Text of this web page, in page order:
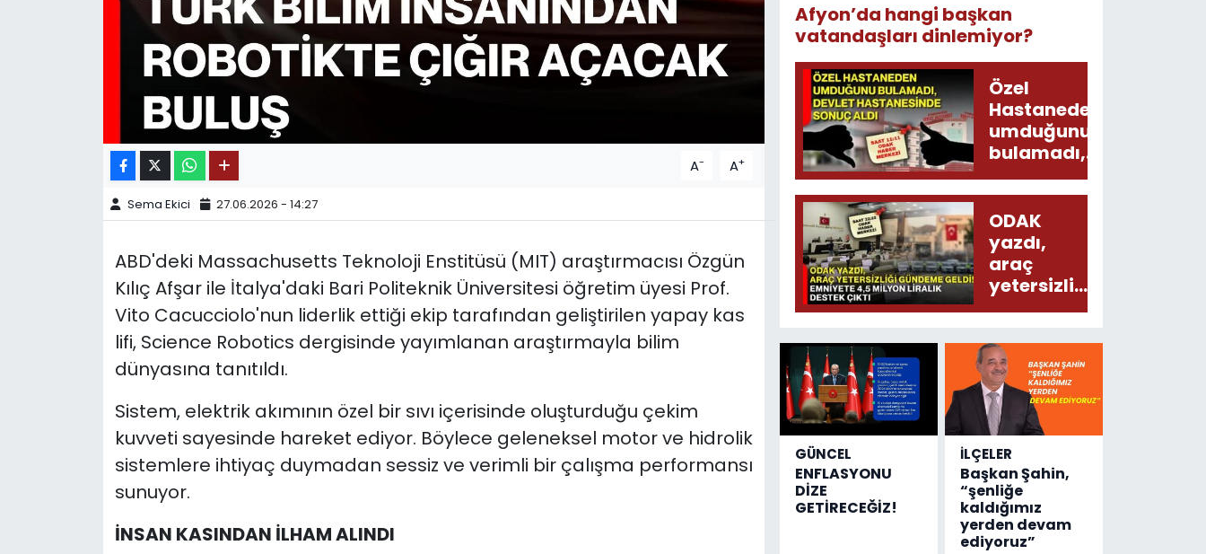
A- A+
Sema Ekici 27.06.2026 - 14:27
ABD'deki Massachusetts Teknoloji Enstitüsü (MIT) araştırmacısı Özgün
Kılıç Afşar ile İtalya'daki Bari Politeknik Üniversitesi öğretim üyesi Prof.
Vito Cacucciolo'nun liderlik ettiği ekip tarafından geliştirilen yapay kas
lifi, Science Robotics dergisinde yayımlanan araştırmayla bilim
dünyasına tanıtıldı.
Sistem, elektrik akımının özel bir sıvı içerisinde oluşturduğu çekim
kuvveti sayesinde hareket ediyor. Böylece geleneksel motor ve hidrolik
sistemlere ihtiyaç duymadan sessiz ve verimli bir çalışma performansı
sunuyor.
İNSAN KASINDAN İLHAM ALINDI
Afyon’da hangi başkan
vatandaşları dinlemiyor?
Özel
Hastaneden
umduğunu
bulamadı,
Devlet
Hastanesinde
sonuç aldı
ODAK
yazdı,
araç
yetersizliği
gündeme
Emniyete
4,5 milyon
liralık
destek
çıktı
GÜNCEL
ENFLASYONU
DİZE
GETİRECEĞİZ!
İLÇELER
Başkan Şahin,
“şenliğe
kaldığımız
yerden devam
ediyoruz”